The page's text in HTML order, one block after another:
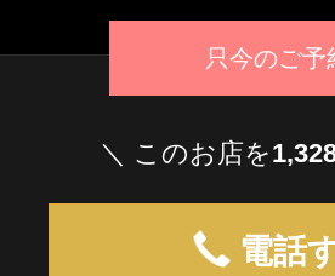
マ
ニュース
ギャラリー
只今のご予
＼ このお店を
電話